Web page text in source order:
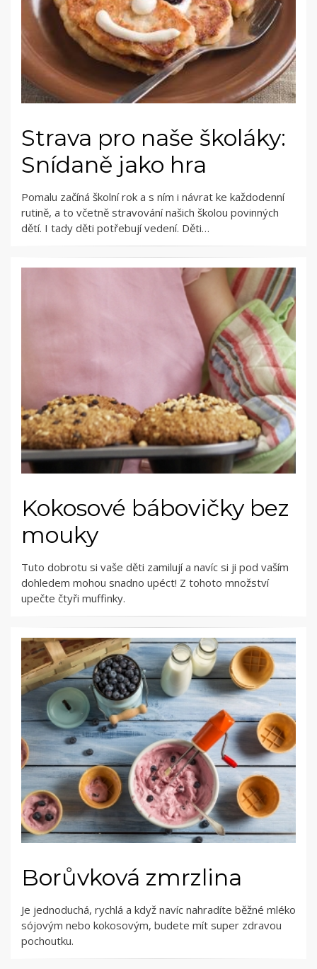
Strava pro naše školáky:
Snídaně jako hra
Pomalu začíná školní rok a s ním i návrat ke každodenní
rutině, a to včetně stravování našich školou povinných
dětí. I tady děti potřebují vedení. Děti…
Kokosové bábovičky bez
mouky
Tuto dobrotu si vaše děti zamilují a navíc si ji pod vaším
dohledem mohou snadno upéct! Z tohoto množství
upečte čtyři muffinky.
Borůvková zmrzlina
Je jednoduchá, rychlá a když navíc nahradíte běžné mléko
sójovým nebo kokosovým, budete mít super zdravou
pochoutku.